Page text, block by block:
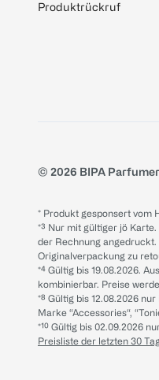
Produktrückruf
© 2026 BIPA
* Produkt gesponsert vom
*³ Nur mit gültiger jö
der Rechnung angedruckt.
Originalverpackung zu
*⁴ Gültig bis 19.08.2026.
kombinierbar. Preise
*⁸ Gültig bis 12.08.2026
Marke “Accessories“,
*¹⁰ Gültig bis 02.09.2026
Preisliste der letzten 30